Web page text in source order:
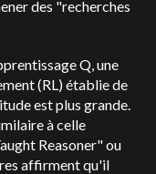
des "recherches
Q, une
(RL) établie de
est plus grande.
à celle
Reasoner" ou
affirment qu'il